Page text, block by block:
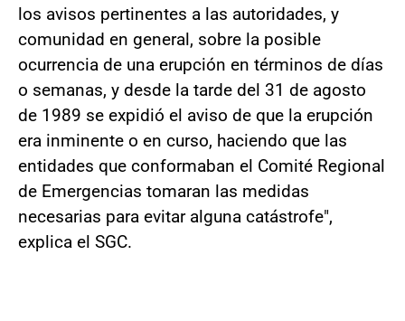
los avisos pertinentes a las autoridades, y
comunidad en general, sobre la posible
ocurrencia de una erupción en términos de días
o semanas, y desde la tarde del 31 de agosto
de 1989 se expidió el aviso de que la erupción
era inminente o en curso, haciendo que las
entidades que conformaban el Comité Regional
de Emergencias tomaran las medidas
necesarias para evitar alguna catástrofe",
explica el SGC.